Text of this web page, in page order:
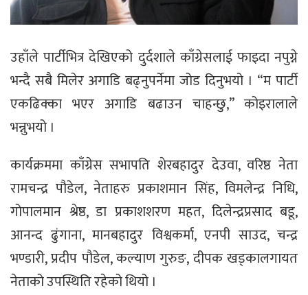
उहाँले पार्टीभित्र देखिएको दुर्दशाले काँग्रेसलाई फाइदा नपुग्ने
भन्दै सबै मिलेर अगाडि बढ्नुपर्नेमा जोड दिनुभयो । “म पार्टी
एकढिक्का भएर अगाडि बढाउन चाहन्छु,” कोइरालाले
भन्नुभयो ।
कार्यक्रममा काँग्रेस सभापति शेरबहादुर देउवा, वरिष्ठ नेता
रामचन्द्र पौडेल, नेताहरु प्रकाशमान सिंह, विमलेन्द्र निधि,
गोपालमान श्रेष्ठ, डा प्रकाशशरण महत, दिलेन्द्रप्रसाद बडू,
आनन्द ढुंगाना, मानबहादुर विश्वकर्मा, एनपी साउद, चन्द्र
भण्डारी, प्रदीप पौडेल, कल्याण गुरुङ, दीपक खड्कालगायत
नेताको उपस्थिति रहेको थियो ।